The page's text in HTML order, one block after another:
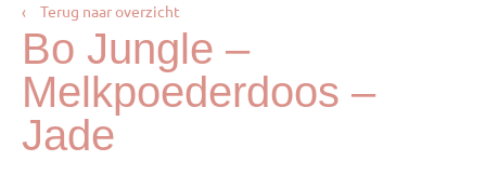
‹ Terug naar overzicht
Bo Jungle –
Melkpoederdoos –
Jade